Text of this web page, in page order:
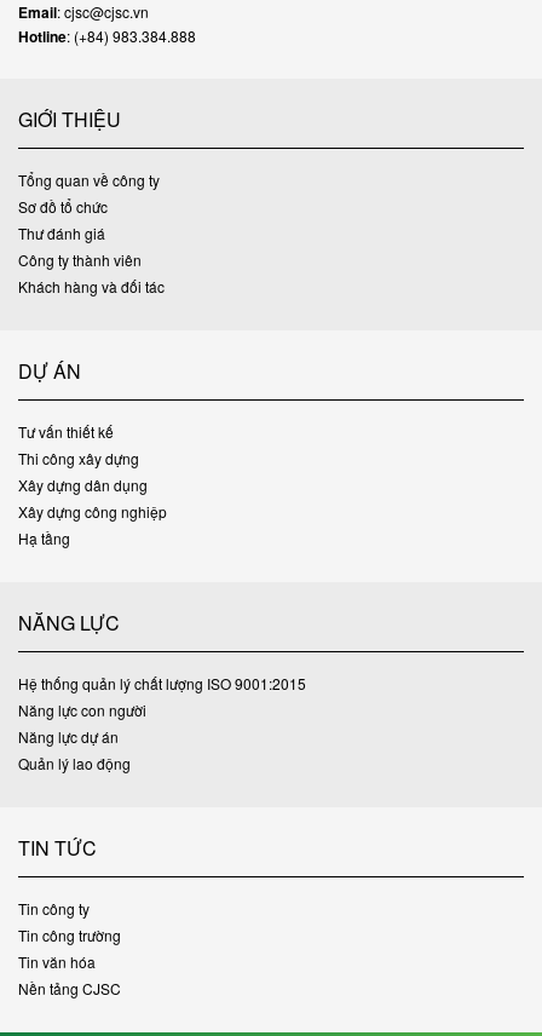
Email: cjsc@cjsc.vn
Hotline: (+84) 983.384.888
GIỚI THIỆU
Tổng quan về công ty
Sơ đồ tổ chức
Thư đánh giá
Công ty thành viên
Khách hàng và đối tác
DỰ ÁN
Tư vấn thiết kế
Thi công xây dựng
Xây dựng dân dụng
Xây dựng công nghiệp
Hạ tầng
NĂNG LỰC
Hệ thống quản lý chất lượng ISO 9001:2015
Năng lực con người
Năng lực dự án
Quản lý lao động
TIN TỨC
Tin công ty
Tin công trường
Tin văn hóa
Nền tảng CJSC